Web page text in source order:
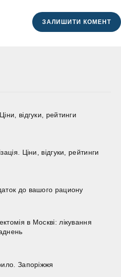
відгуки, рейтинги
Ціни, відгуки, рейтинги
до вашого рациону
в Москві: лікування
Запоріжжя
ЗАЛИШИТИ КОМЕНТ